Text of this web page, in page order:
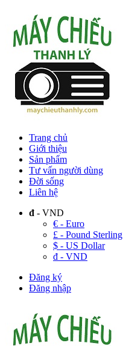
Trang chủ
Giới thiệu
Sản phẩm
Tư vấn người dùng
Đời sống
Liên hệ
đ - VND
€ - Euro
£ - Pound Sterling
$ - US Dollar
đ - VND
Đăng ký
Đăng nhập